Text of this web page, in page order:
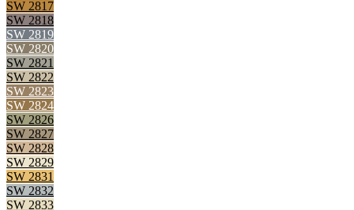
SW 2817
SW 2818
SW 2819
SW 2820
SW 2821
SW 2822
SW 2823
SW 2824
SW 2826
SW 2827
SW 2828
SW 2829
SW 2831
SW 2832
SW 2833